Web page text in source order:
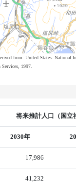
from: United States. National
1997.
将来推計人口（国立
2030年
17,986
41,232